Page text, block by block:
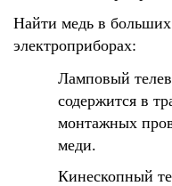
Найти медь в
электроприборах:
Ламповый
содержится в
монтажных
меди.
Кинескопный